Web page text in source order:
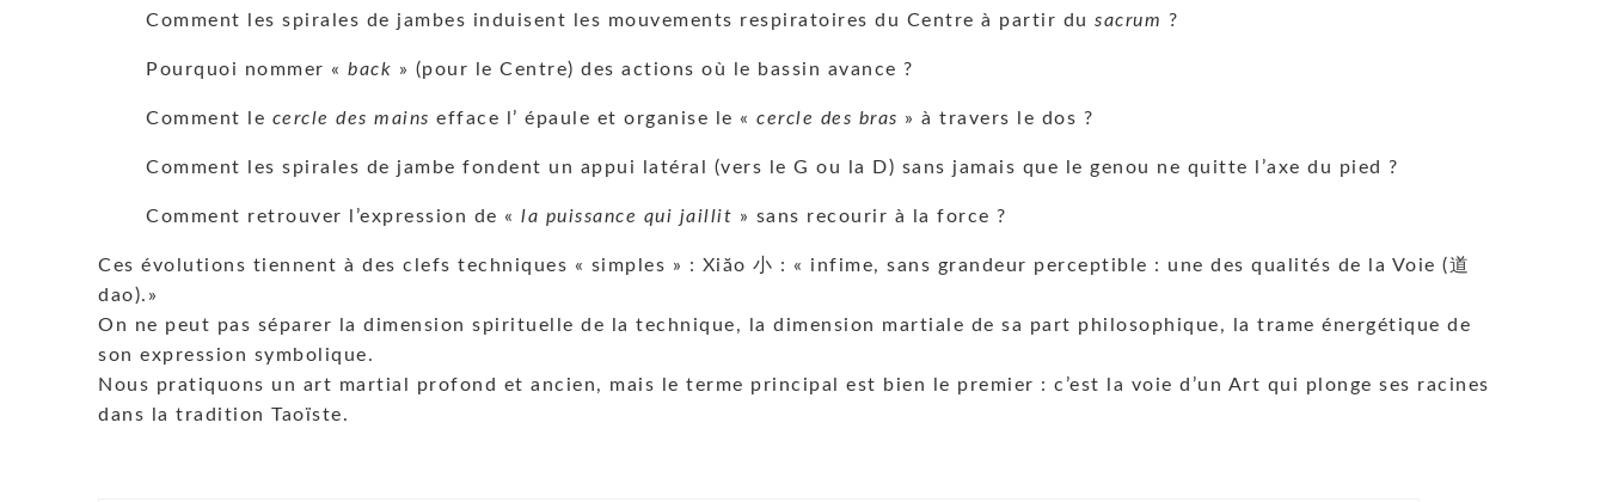
Comment les spirales de jambes induisent les mouvements respiratoires du Centre à partir du sacrum ?
Pourquoi nommer « back » (pour le Centre) des actions où le bassin avance ?
Comment le cercle des mains efface l’ épaule et organise le « cercle des bras » à travers le dos ?
Comment les spirales de jambe fondent un appui latéral (vers le G ou la D) sans jamais que le genou ne quitte l’axe du pied ?
Comment retrouver l’expression de « la puissance qui jaillit » sans recourir à la force ?
Ces évolutions tiennent à des clefs techniques « simples » : Xiăo 小 : « infime, sans grandeur perceptible : une des qualités de la Voie (道
dao).»
On ne peut pas séparer la dimension spirituelle de la technique, la dimension martiale de sa part philosophique, la trame énergétique de
son expression symbolique.
Nous pratiquons un art martial profond et ancien, mais le terme principal est bien le premier : c’est la voie d’un Art qui plonge ses racines
dans la tradition Taoïste.